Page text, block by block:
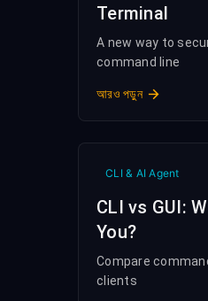
Terminal
A new way to
command line
আরও পড়ুন
CLI & AI Agent
CLI vs GUI:
You?
Compare
clients